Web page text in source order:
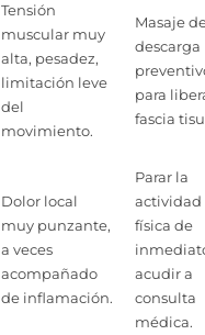
Tensión
muscular muy
alta, pesadez,
limitación leve
del
movimiento.
Masaje
descarga
para
fascia
Dolor local
muy punzante,
a veces
acompañado
de inflamación.
Parar la
actividad
física de
acudir a
consulta
médica.